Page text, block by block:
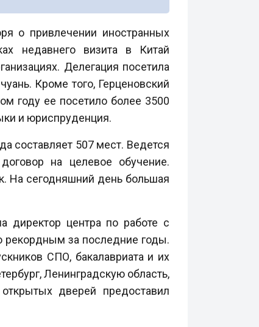
о привлечении иностранных
недавнего визита в Китай
Делегация посетила
Кроме того, Герценовский
году ее посетило более 3500
и юриспруденция.
составляет 507 мест. Ведется
на целевое обучение.
На сегодняшний день большая
центра по работе с
рекордным за последние годы.
СПО, бакалавриата и их
Ленинградскую область,
дверей предоставил